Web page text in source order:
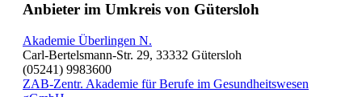
Anbieter im Umkreis von Gütersloh
Akademie Überlingen N.
Carl-Bertelsmann-Str. 29, 33332 Gütersloh
(05241) 9983600
ZAB-Zentr. Akademie für Berufe im Gesundheitswesen